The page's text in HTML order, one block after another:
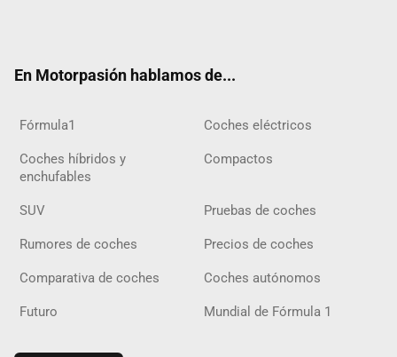
En Motorpasión hablamos de...
Fórmula1 Coches eléctricos
Coches híbridos y
enchufables
Compactos
SUV Pruebas de coches
Rumores de coches Precios de coches
Comparativa de coches Coches autónomos
Futuro Mundial de Fórmula 1